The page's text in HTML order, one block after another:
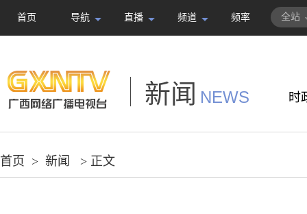
首页 导航 直播 频道 频率 全站
新闻 NEWS 时
首页 > 新闻 > 正文